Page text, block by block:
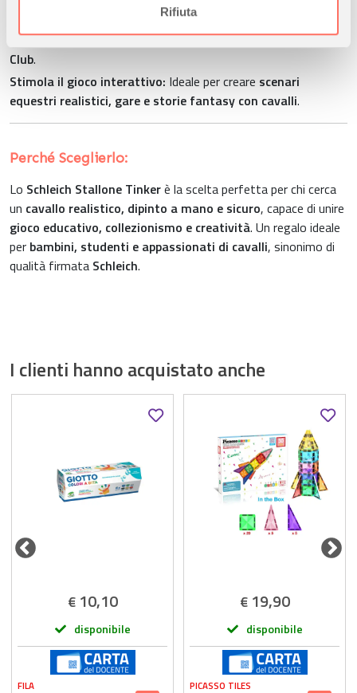
informazioni sul modo in cui utilizza il nostro sito con i
nostri partner che si occupano di analisi dei dati web,
pubblicità e social media, i quali potrebbero combinarle
con altre informazioni che ha fornito loro o che hanno
raccolto dal suo utilizzo dei loro servizi.
Rifiuta
Una miniatura preziosa da
aggiungere alla collezione dicavalli realistici Schleich Horse
Club.
Stimola il gioco interattivo: Ideale per creare scenari
equestri realistici, gare e storie fantasy con cavalli.
Perché Sceglierlo:
Lo Schleich Stallone Tinkerè la scelta perfetta per chi cerca
un cavallo realistico, dipinto a mano e sicuro, capace di unire
gioco educativo, collezionismo e creatività. Un regalo ideale
per bambini, studenti e appassionati di cavalli, sinonimo di
qualità firmata Schleich.
I clienti hanno acquistato anche
€ 10,10
disponibile
FILA
€ 19,90
disponibile
PICASSO TILES